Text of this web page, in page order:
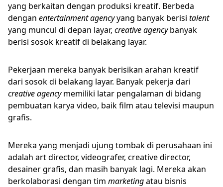
yang berkaitan dengan produksi kreatif. Berbeda
dengan entertainmentagencyyang banyak berisi talent
yang muncul di depan layar, creativeagencybanyak
berisi sosok kreatif di belakang layar.
Pekerjaan mereka banyak berisikan arahan kreatif
dari sosok di belakang layar. Banyak pekerja dari
creativeagencymemiliki latar pengalaman di bidang
pembuatan karya video, baik film atau televisi maupun
grafis.
Mereka yang menjadi ujung tombak di perusahaan ini
adalah art director, videografer, creative director,
desainer grafis, dan masih banyak lagi. Mereka akan
berkolaborasi dengan tim marketingatau bisnis